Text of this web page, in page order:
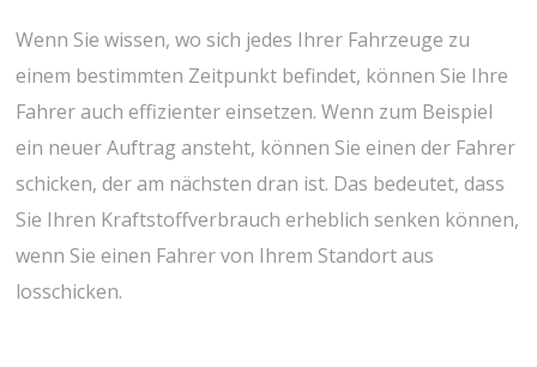
Wenn Sie wissen, wo sich jedes Ihrer Fahrzeuge zu
einem bestimmten Zeitpunkt befindet, können Sie Ihre
Fahrer auch effizienter einsetzen. Wenn zum Beispiel
ein neuer Auftrag ansteht, können Sie einen der Fahrer
schicken, der am nächsten dran ist. Das bedeutet, dass
Sie Ihren Kraftstoffverbrauch erheblich senken können,
wenn Sie einen Fahrer von Ihrem Standort aus
losschicken.